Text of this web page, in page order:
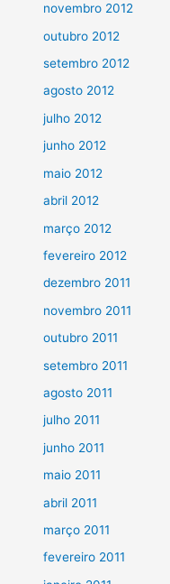
novembro 2012
outubro 2012
setembro 2012
agosto 2012
julho 2012
junho 2012
maio 2012
abril 2012
março 2012
fevereiro 2012
dezembro 2011
novembro 2011
outubro 2011
setembro 2011
agosto 2011
julho 2011
junho 2011
maio 2011
abril 2011
março 2011
fevereiro 2011